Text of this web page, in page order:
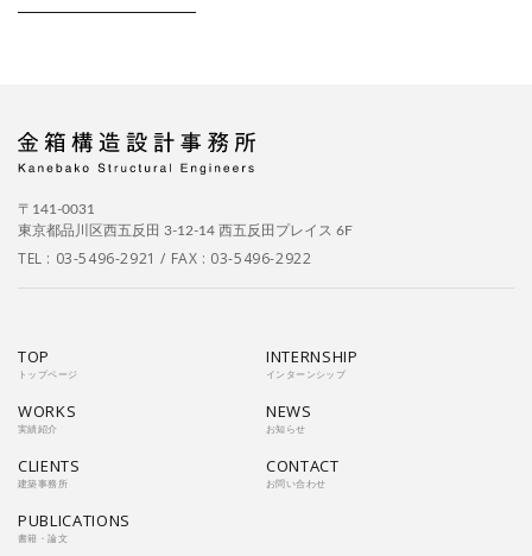
〒141-0031
東京都品川区西五反田 3-12-14 西五反田プレイス 6F
TEL : 03-5496-2921 / FAX : 03-5496-2922
TOP
トップページ
WORKS
実績紹介
CLIENTS
建築事務所
PUBLICATIONS
書籍・論文
INTERNSHIP
インターンシップ
NEWS
お知らせ
CONTACT
お問い合わせ